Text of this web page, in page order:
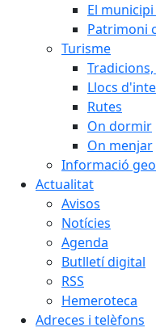
El
Patrimoni
Turisme
Llocs
Rutes
On dormir
On menjar
Informació
Actualitat
Avisos
Notícies
Agenda
Butlletí digital
RSS
Hemeroteca
Adreces i telèfons